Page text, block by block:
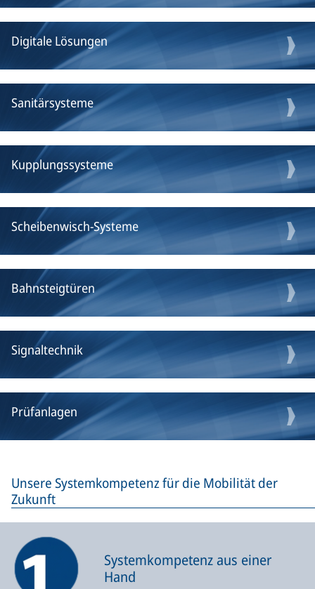
Digitale Lösungen
Sanitärsysteme
Kupplungssysteme
Scheibenwisch-Systeme
Bahnsteigtüren
Signaltechnik
Prüfanlagen
Unsere Systemkompetenz für die Mobilität der
Zukunft
Systemkompetenz aus einer
Hand